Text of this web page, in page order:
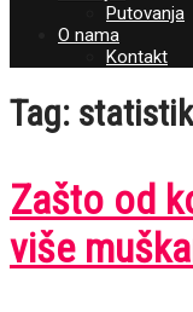
Putovanja
O nama
Kontakt
Tag:
Zašto od
više